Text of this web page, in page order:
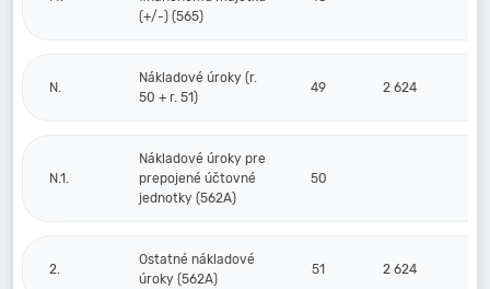
(+/-) (565)
N.
Nákladové úroky (r.
50 + r. 51)
49 2 624
N.1.
Nákladové úroky pre
prepojené účtovné
jednotky (562A)
50
2.
Ostatné nákladové
úroky (562A)
51 2 624